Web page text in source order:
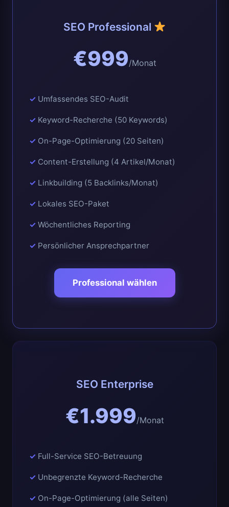
SEO Professional
€999/Monat
Umfassendes SEO-Audit
Keyword-Recherche (50 Keywords)
On-Page-Optimierung (20 Seiten)
Content-Erstellung (4 Artikel/Monat)
Linkbuilding (5 Backlinks/Monat)
Lokales SEO-Paket
Wöchentliches Reporting
Persönlicher Ansprechpartner
Professional wählen
SEO Enterprise
€1.999/Monat
Full-Service SEO-Betreuung
Unbegrenzte Keyword-Recherche
On-Page-Optimierung (alle Seiten)